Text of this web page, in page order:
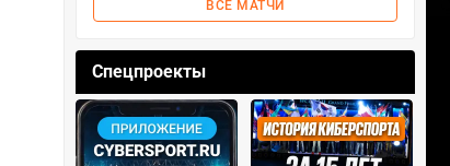
ВСЕ МАТЧИ
Спецпроекты